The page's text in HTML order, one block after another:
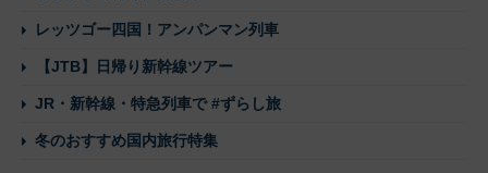
レッツゴー四国！アンパンマン列車
【JTB】日帰り新幹線ツアー
JR・新幹線・特急列車で #ずらし旅
冬のおすすめ国内旅行特集